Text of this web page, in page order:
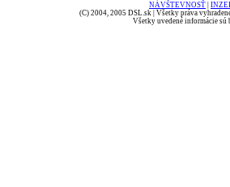
NÁVŠTEVNOSŤ
(C) 2004, 2005 DSL.sk | Všetky práva
Všetky uvedené informácie sú